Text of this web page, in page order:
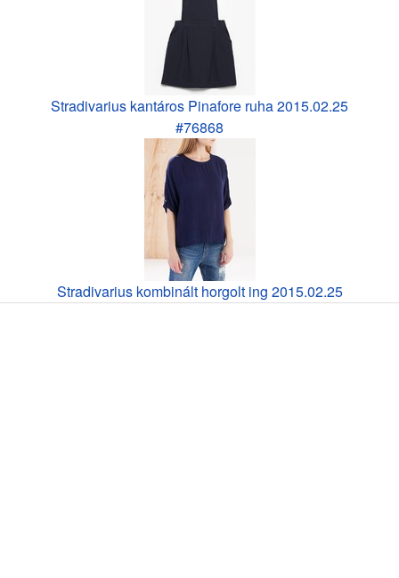
Stradivarius kantáros Pinafore ruha 2015.02.25
#76868
Stradivarius kombinált horgolt ing 2015.02.25